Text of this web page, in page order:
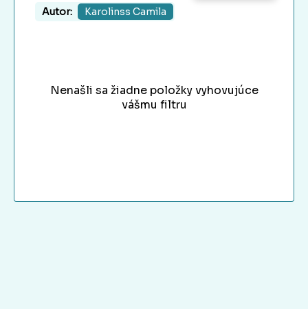
Autor: Karolinss Camila
Nenašli sa žiadne položky vyhovujúce
vášmu filtru